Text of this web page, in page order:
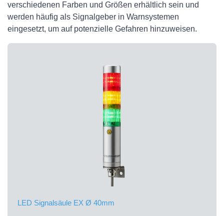
verschiedenen Farben und Größen erhältlich sein und
werden häufig als Signalgeber in Warnsystemen
eingesetzt, um auf potenzielle Gefahren hinzuweisen.
LED Signalsäule EX Ø 40mm